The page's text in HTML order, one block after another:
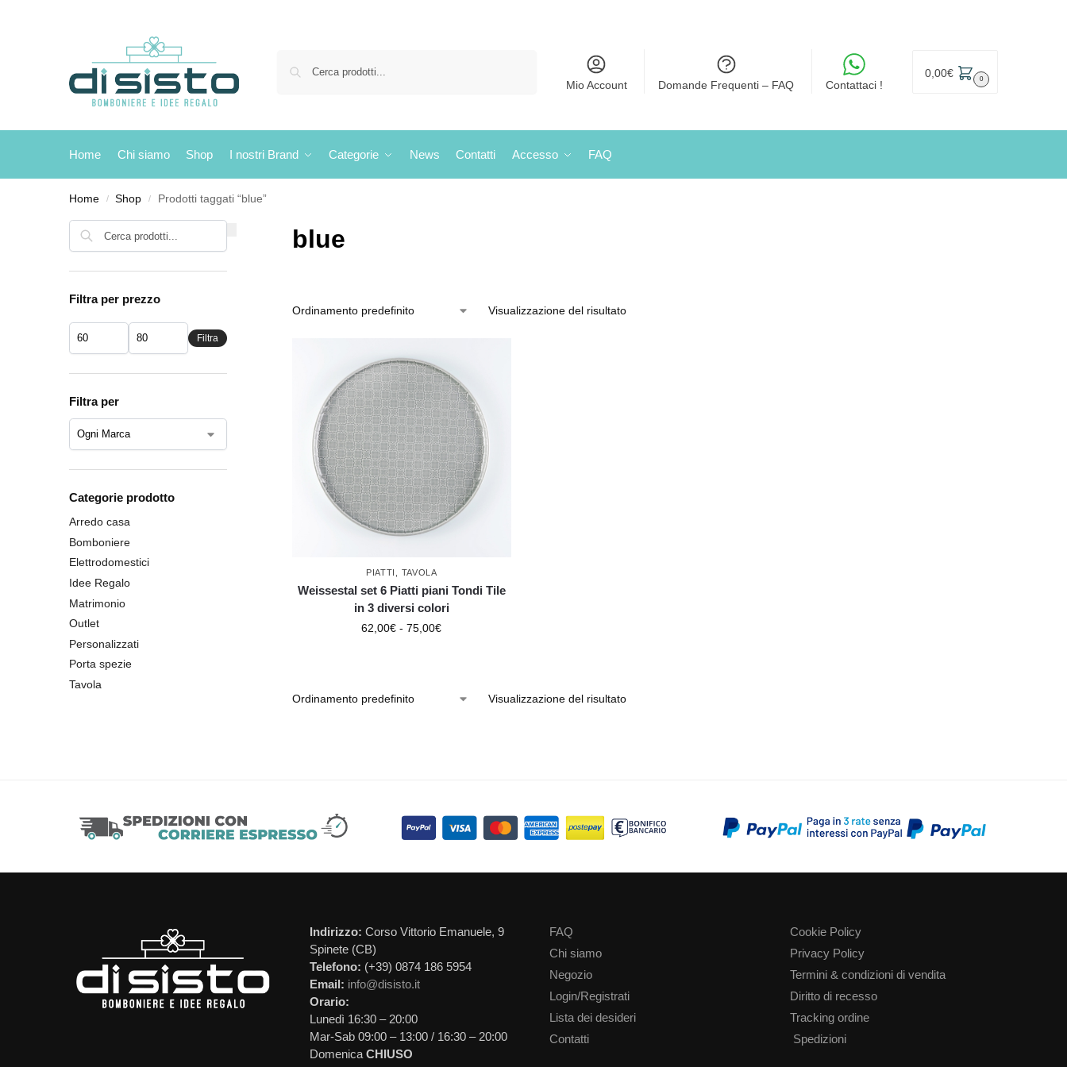
Mio Account Domande Frequenti – FAQ Contattaci !
0,00€ 0
Home Chi siamo Shop I nostri Brand Categorie News Contatti Accesso FAQ
Home / Shop / Prodotti taggati “blue”
blue
Visualizzazione del risultato
PIATTI TAVOLA
Weissestal set 6 Piatti piani Tondi Tile
in 3 diversi colori
62,00€ - 75,00€
Visualizzazione del risultato
Filtra per prezzo
Filtra
Filtra per
Categorie prodotto
Arredo casa
Bomboniere
Elettrodomestici
Idee Regalo
Matrimonio
Outlet
Personalizzati
Porta spezie
Tavola
Indirizzo: Corso Vittorio Emanuele, 9
Spinete (CB)
Telefono: (+39) 0874 186 5954
Email: info@disisto.it
Orario:
Lunedì 16:30 – 20:00
Mar-Sab 09:00 – 13:00 / 16:30 – 20:00
Domenica CHIUSO
FAQ
Chi siamo
Negozio
Login/Registrati
Lista dei desideri
Contatti
Cookie Policy
Privacy Policy
Termini & condizioni di vendita
Diritto di recesso
Tracking ordine
Spedizioni